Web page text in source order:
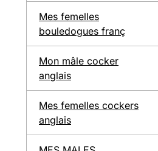
Mes femelles
bouledogues franç
Mon mâle cocker
anglais
Mes femelles cockers
anglais